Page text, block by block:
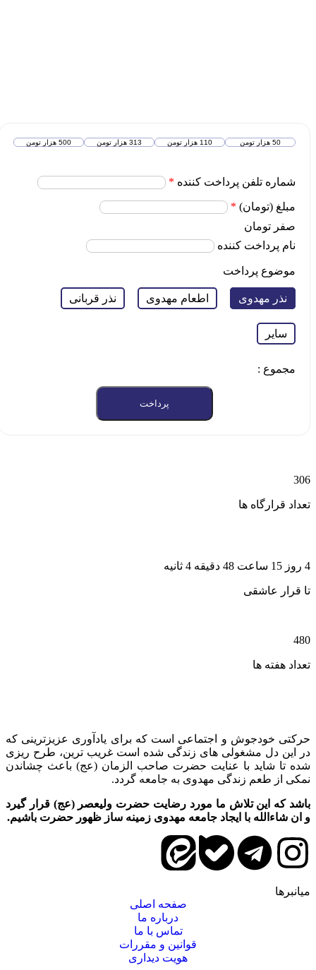
50 هزار تومن 110 هزار تومن 313 هزار تومن 500 هزار تومن
شماره تلفن پرداخت کننده *
مبلغ (تومان) *
صفر تومان
نام پرداخت کننده
موضوع پرداخت
نذر مهدوی اطعام مهدوی نذر قربانی
سایر
مجموع :
پرداخت
306
تعداد قرارگاه ها
4 روز 15 ساعت 48 دقیقه 4 ثانیه
تا قرار عاشقی
480
تعداد هفته ها
حرکتی خودجوش و اجتماعی است که برای یادآوری عزیزترینی که
در این دل مشغولی های زندگی شده است غریب ترین، طرح ریزی
شده تا شاید با عنایت حضرت صاحب الزمان (عج) باعث چشاندن
نمکی از طعم زندگی مهدوی به جامعه گردد.
باشد که این تلاش ما مورد رضایت حضرت ولیعصر (عج) قرار گیرد
و ان شاءالله با ایجاد جامعه مهدوی زمینه ساز ظهور حضرت باشیم.
میانبرها
صفحه اصلی
درباره ما
تماس با ما
قوانین و مقررات
هویت دیداری